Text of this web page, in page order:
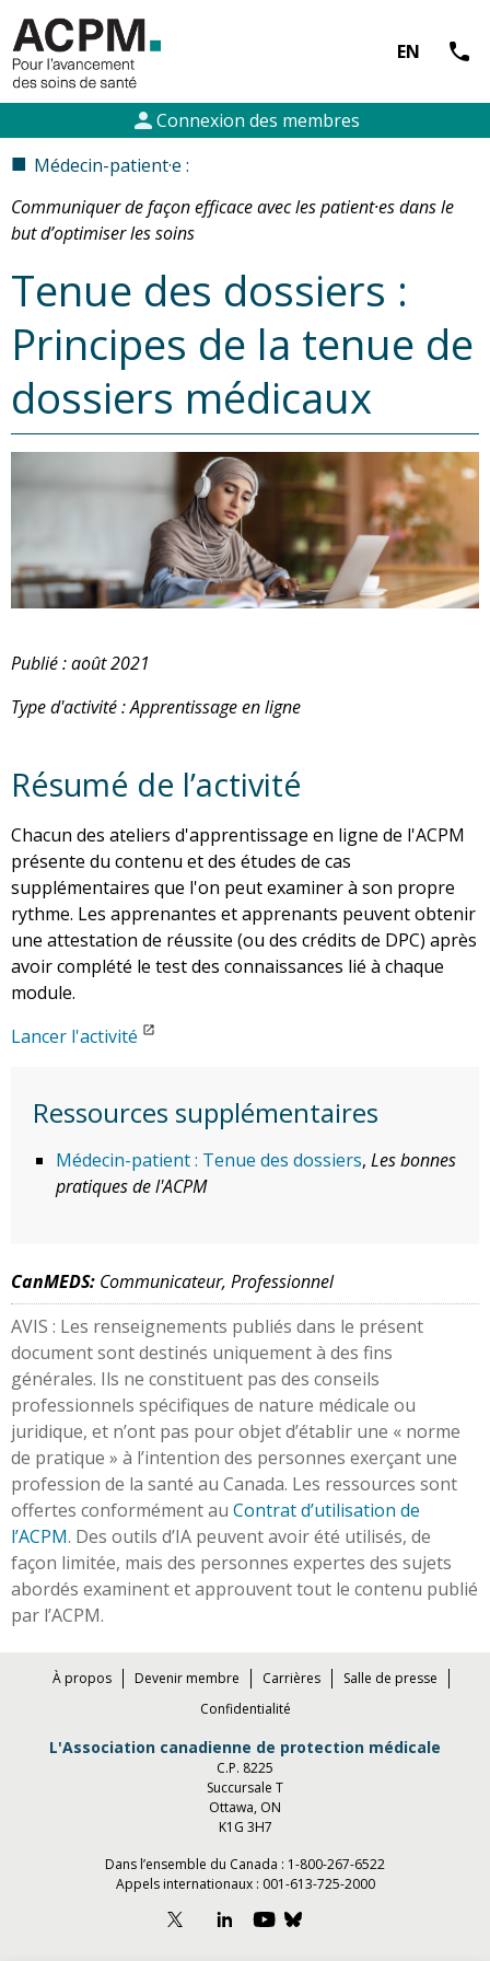
EN call
personConnexion des membres
■ Médecin-patient·e :
Communiquer de façon efficace avec les patient·es dans le
but d’optimiser les soins
Tenue des dossiers :
Principes de la tenue de
dossiers médicaux
Publié : août 2021
Type d'activité : Apprentissage en ligne
Résumé de l’activité
Chacun des ateliers d'apprentissage en ligne de l'ACPM
présente du contenu et des études de cas
supplémentaires que l'on peut examiner à son propre
rythme. Les apprenantes et apprenants peuvent obtenir
une attestation de réussite (ou des crédits de DPC) après
avoir complété le test des connaissances lié à chaque
module.
Lancer l'activité
Ressources supplémentaires
Médecin-patient : Tenue des dossiers, Les bonnes
pratiques de l'ACPM
CanMEDS: Communicateur, Professionnel
AVIS : Les renseignements publiés dans le présent
document sont destinés uniquement à des fins
générales. Ils ne constituent pas des conseils
professionnels spécifiques de nature médicale ou
juridique, et n’ont pas pour objet d’établir une « norme
de pratique » à l’intention des personnes exerçant une
profession de la santé au Canada. Les ressources sont
offertes conformément au Contrat d’utilisation de
l’ACPM. Des outils d’IA peuvent avoir été utilisés, de
façon limitée, mais des personnes expertes des sujets
abordés examinent et approuvent tout le contenu publié
par l’ACPM.
À propos Devenir membre Carrières
Salle de presse
Confidentialité
L'Association canadienne de protection médicale
C.P. 8225
Succursale T
Ottawa, ON
K1G 3H7
Dans l’ensemble du Canada : 1-800-267-6522
Appels internationaux : 001-613-725-2000